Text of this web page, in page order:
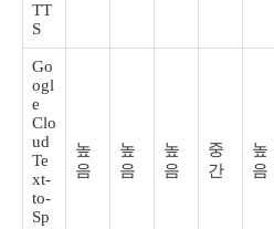
TT
S
Go
ogl
e
Clo
ud
Te
xt-
to-
Sp
높
음
높
음
높
음
중
간
높
음